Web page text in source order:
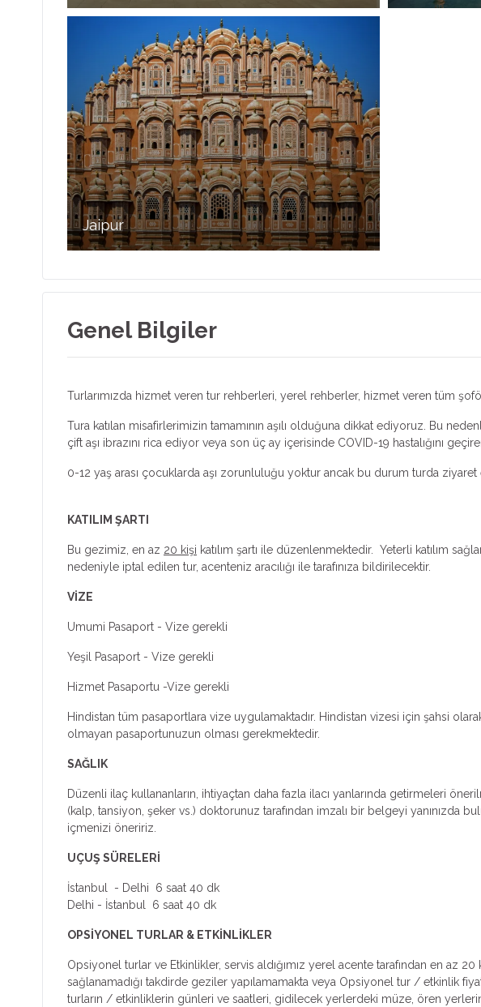
Jaipur
Genel Bilgiler
Turlarımızda hizmet veren tur rehberleri, yerel rehberler, hizmet veren tüm
Tura katılan misafirlerimizin tamamının aşılı olduğuna dikkat ediyoruz. Bu
çift aşı ibrazını rica ediyor veya son üç ay içerisinde COVID-19 hastalığını
0-12 yaş arası çocuklarda aşı zorunluluğu yoktur ancak bu durum turda
KATILIM ŞARTI
Bu gezimiz, en az 20 kişi katılım şartı ile düzenlenmektedir. Yeterli katılım
nedeniyle iptal edilen tur, acenteniz aracılığı ile tarafınıza bildirilecektir.
VİZE
Umumi Pasaport - Vize gerekli
Yeşil Pasaport - Vize gerekli
Hizmet Pasaportu -Vize gerekli
Hindistan tüm pasaportlara vize uygulamaktadır. Hindistan vizesi için şahsi
olmayan pasaportunuzun olması gerekmektedir.
SAĞLIK
Düzenli ilaç kullananların, ihtiyaçtan daha fazla ilacı yanlarında getirmeleri
(kalp, tansiyon, şeker vs.) doktorunuz tarafından imzalı bir belgeyi yanınızda
içmenizi öneririz.
UÇUŞ SÜRELERİ
İstanbul - Delhi 6 saat 40 dk
Delhi - İstanbul 6 saat 40 dk
OPSİYONEL TURLAR & ETKİNLİKLER
Opsiyonel turlar ve Etkinlikler, servis aldığımız yerel acente tarafından en az
sağlanamadığı takdirde geziler yapılamamakta veya Opsiyonel tur / etkinlik
turların / etkinliklerin günleri ve saatleri, gidilecek yerlerdeki müze, ören